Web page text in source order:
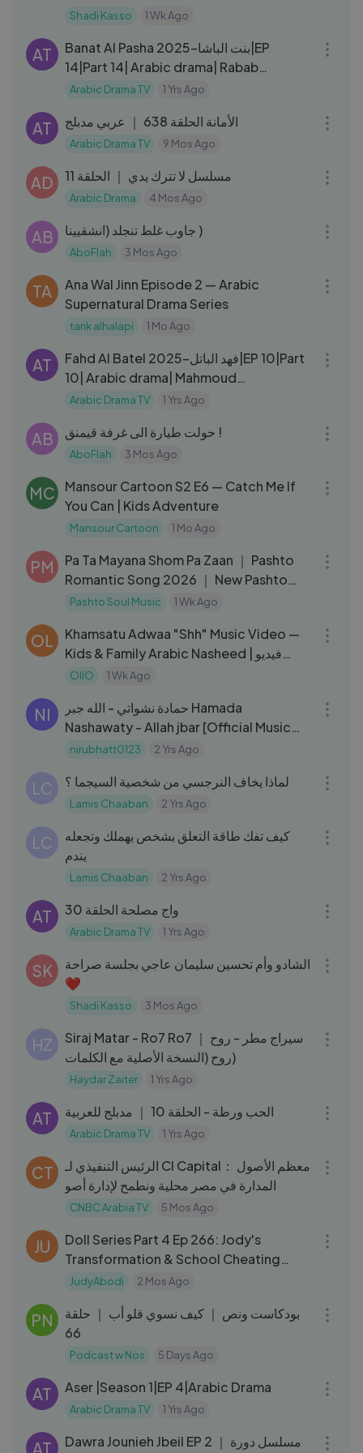
Shadi Kasso 1 Wk Ago
AT
Banat Al Pasha 2025-بنت الباشا|EP
14|Part 14| Arabic drama| Rabab
Kanaan|Suzan Skaf
Arabic Drama TV 1 Yrs Ago
AT الأمانة الحلقة 638 ｜ عربي مدبلج
Arabic Drama TV 9 Mos Ago
AD 11 مسلسل لا تترك يدي ｜ الحلقة
Arabic Drama 4 Mos Ago
AB جاوب غلط تنجلد (انشقيينا )
AboFlah 3 Mos Ago
TA
Ana Wal Jinn Episode 2 — Arabic
Supernatural Drama Series
tarik alhalapi 1 Mo Ago
AT
Fahd Al Batel 2025-فهد الباتل|EP 10|Part
10| Arabic drama| Mahmoud
Hemeida|Mirna Nour El Din
Arabic Drama TV 1 Yrs Ago
AB حولت طيارة الى غرفة قيمنق !
AboFlah 3 Mos Ago
MC
Mansour Cartoon S2 E6 — Catch Me If
You Can | Kids Adventure
Mansour Cartoon 1 Mo Ago
PM
Pa Ta Mayana Shom Pa Zaan ｜ Pashto
Romantic Song 2026 ｜ New Pashto
Love Song
Pashto Soul Music 1 Wk Ago
OL
Khamsatu Adwaa "Shh" Music Video —
Kids & Family Arabic Nasheed | فيديو
كليب صه - خمسة أضواء
OllO 1 Wk Ago
NI
حمادة نشواتي - الله جبر Hamada
Nashawaty - Allah jbar [Official Music
Video ]
nirubhatt0123 2 Yrs Ago
LC لماذا يخاف النرجسي من شخصية السيجما ؟
Lamis Chaaban 2 Yrs Ago
LC
كيف تفك طاقة التعلق بشخص يهملك وتجعله
يندم
Lamis Chaaban 2 Yrs Ago
AT واج مصلحة الحلقة 30
Arabic Drama TV 1 Yrs Ago
SK
الشادو وأم تحسين سليمان عاجي بجلسة صراحة
❤️
Shadi Kasso 3 Mos Ago
HZ
Siraj Matar - Ro7 Ro7 ｜ سيراج مطر - روح
روح (النسخة الأصلية مع الكلمات)
Haydar Zaiter 1 Yrs Ago
AT الحب ورطة - الحلقة 10 ｜ مدبلج للعربية
Arabic Drama TV 1 Yrs Ago
CT
الرئيس التنفيذي لـ CI Capital： معظم الأصول
المدارة في مصر محلية ونطمح لإدارة أصو
CNBC Arabia TV 5 Mos Ago
JU
Doll Series Part 4 Ep 266: Jody's
Transformation & School Cheating
Drama
JudyAbodi 2 Mos Ago
PN
بودكاست ونص ｜ كيف نسوي قلو أب ｜ حلقة
66
Podcast w Nos 5 Days Ago
AT Aser |Season 1|EP 4|Arabic Drama
Arabic Drama TV 1 Yrs Ago
AT
Dawra Jounieh Jbeil EP 2 ｜ مسلسل دورة